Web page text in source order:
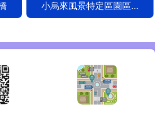
小烏來風景特定區園區...